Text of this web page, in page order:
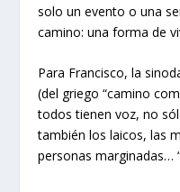
solo un evento o una
camino: una forma de
Para Francisco, la
(del griego “camino
todos tienen voz, no
también los laicos, las
personas marginadas…